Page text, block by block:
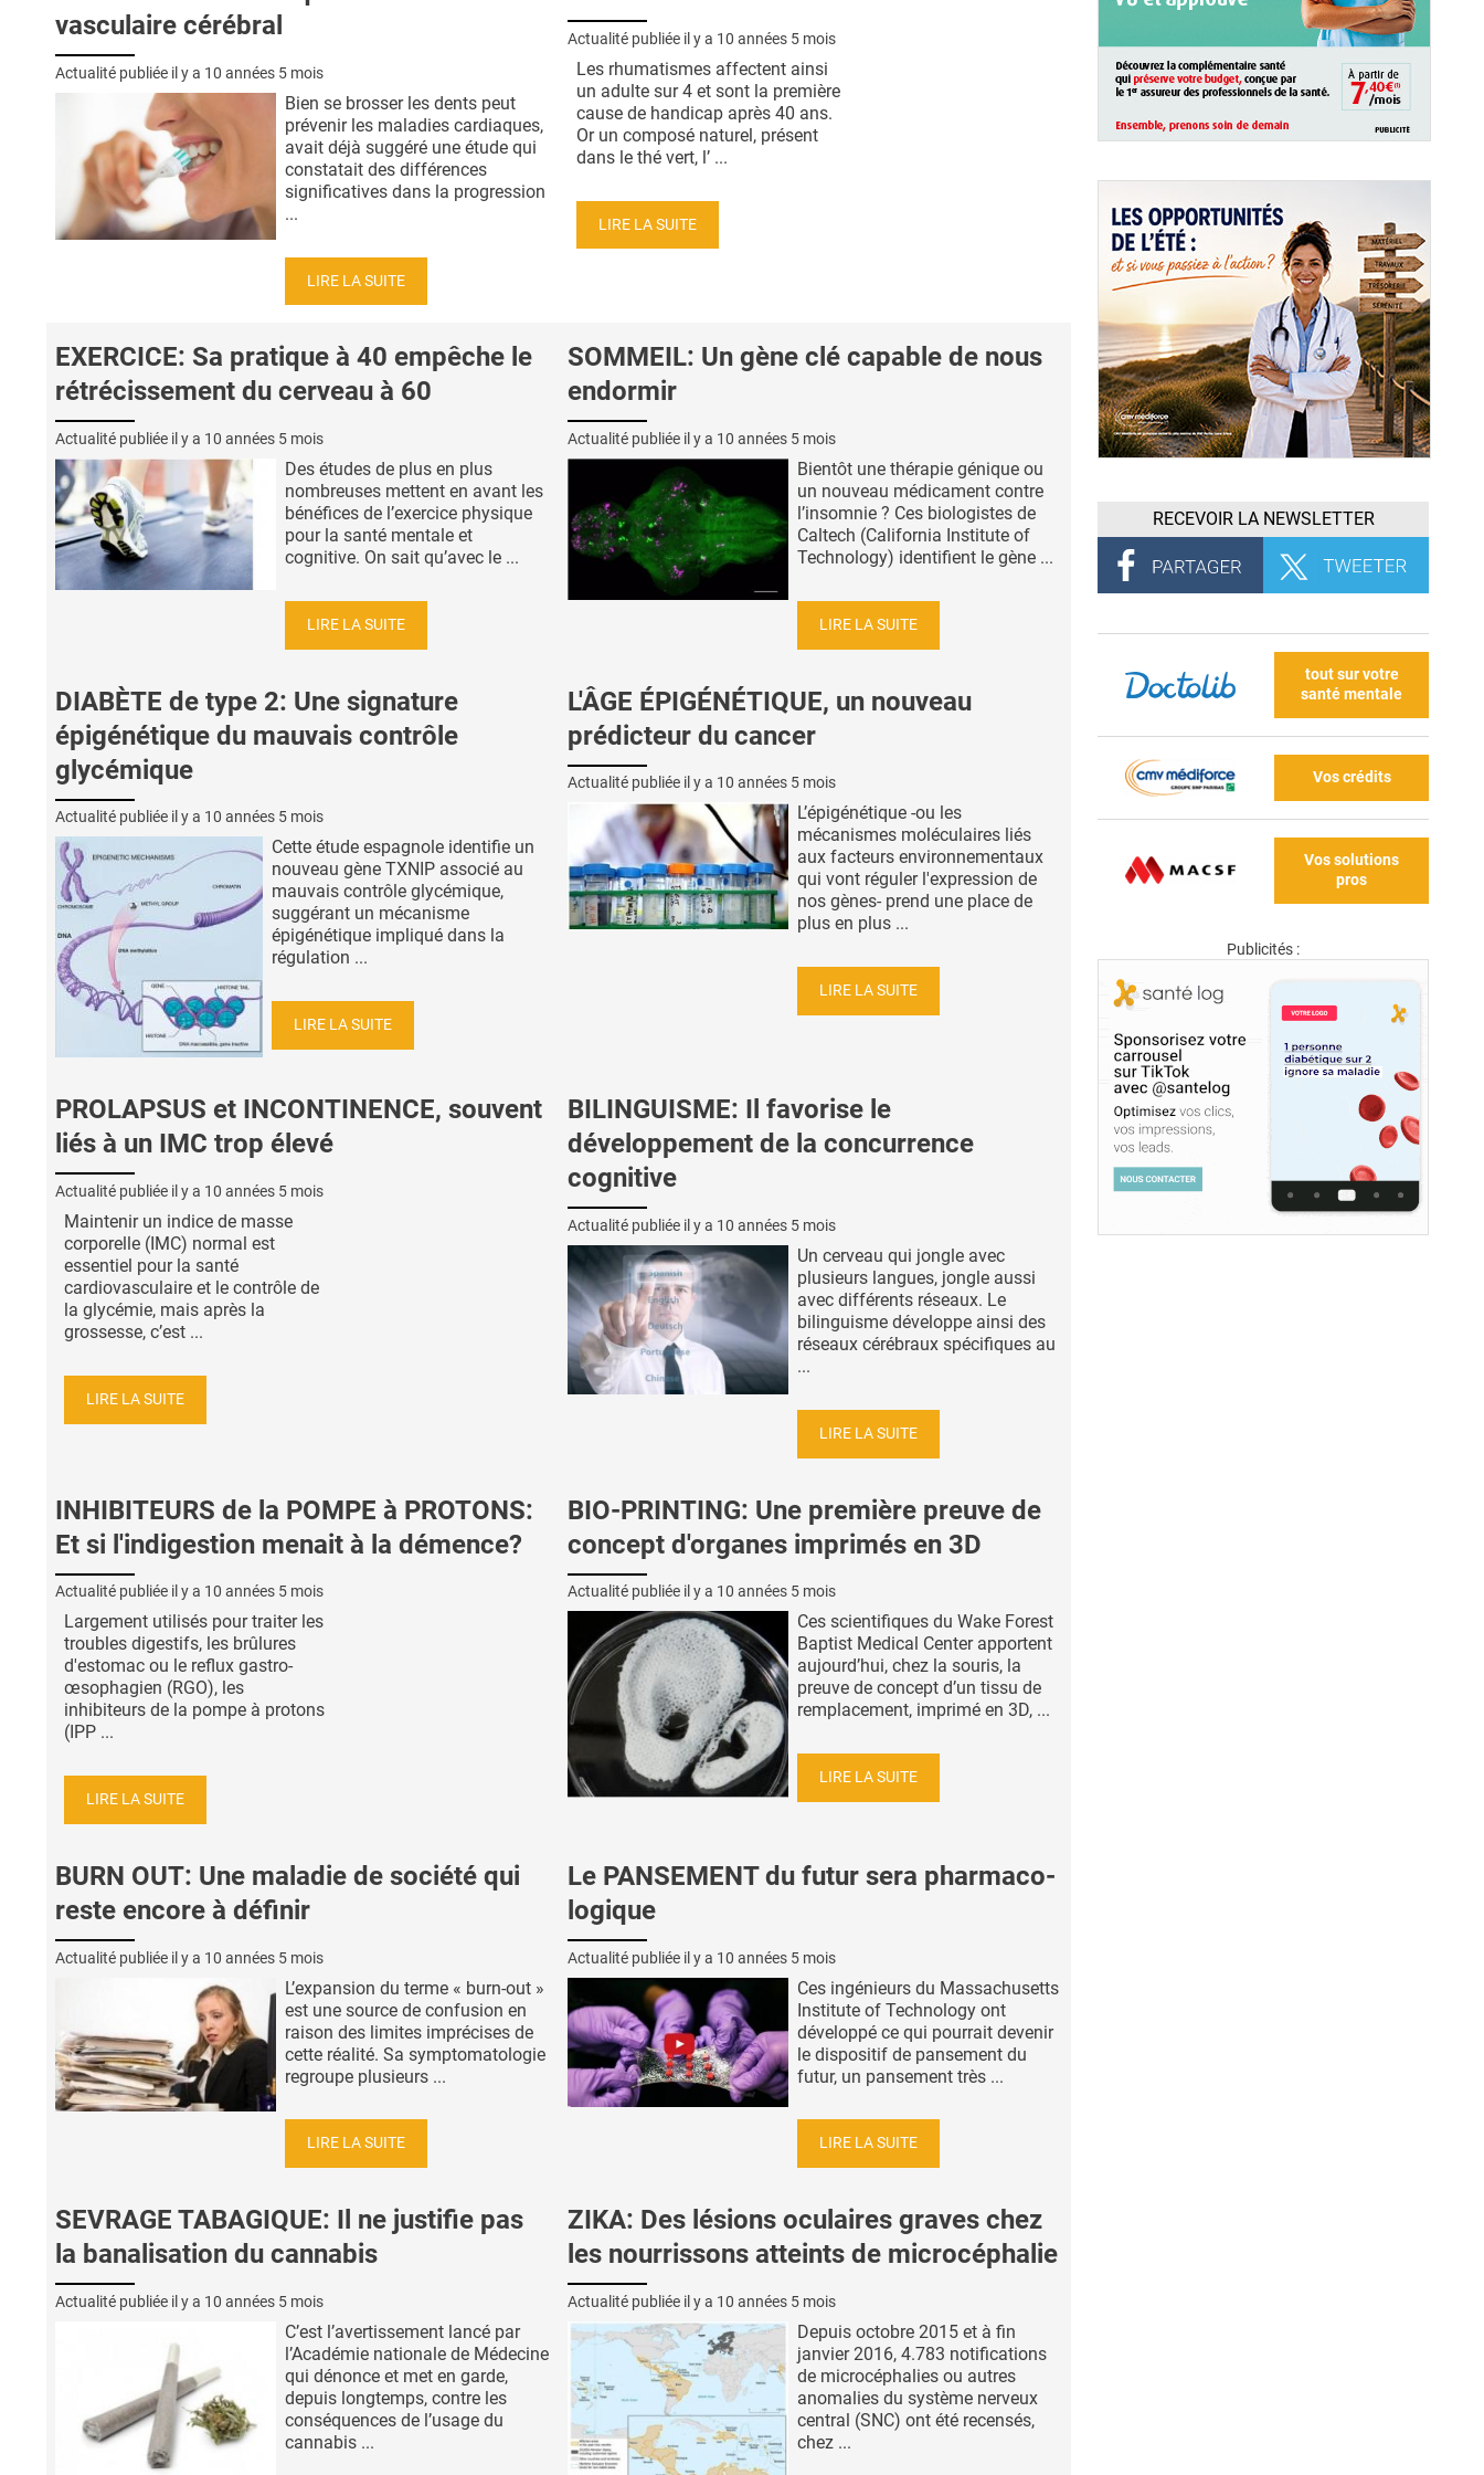
vasculaire cérébral
Actualité publiée il y a 10 années 5 mois
Bien se brosser les dents peut
prévenir les maladies cardiaques,
avait déjà suggéré une étude qui
constatait des différences
significatives dans la progression
...
LIRE LA SUITE
Actualité publiée il y a 10 années 5 mois
Les rhumatismes affectent ainsi
un adulte sur 4 et sont la première
cause de handicap après 40 ans.
Or un composé naturel, présent
dans le thé vert, l’ ...
LIRE LA SUITE
EXERCICE: Sa pratique à 40 empêche le
rétrécissement du cerveau à 60
Actualité publiée il y a 10 années 5 mois
Des études de plus en plus
nombreuses mettent en avant les
bénéfices de l’exercice physique
pour la santé mentale et
cognitive. On sait qu’avec le ...
LIRE LA SUITE
SOMMEIL: Un gène clé capable de nous
endormir
Actualité publiée il y a 10 années 5 mois
Bientôt une thérapie génique ou
un nouveau médicament contre
l’insomnie ? Ces biologistes de
Caltech (California Institute of
Technology) identifient le gène ...
LIRE LA SUITE
DIABÈTE de type 2: Une signature
épigénétique du mauvais contrôle
glycémique
Actualité publiée il y a 10 années 5 mois
Cette étude espagnole identifie un
nouveau gène TXNIP associé au
mauvais contrôle glycémique,
suggérant un mécanisme
épigénétique impliqué dans la
régulation ...
LIRE LA SUITE
L'ÂGE ÉPIGÉNÉTIQUE, un nouveau
prédicteur du cancer
Actualité publiée il y a 10 années 5 mois
L’épigénétique -ou les
mécanismes moléculaires liés
aux facteurs environnementaux
qui vont réguler l'expression de
nos gènes- prend une place de
plus en plus ...
LIRE LA SUITE
PROLAPSUS et INCONTINENCE, souvent
liés à un IMC trop élevé
Actualité publiée il y a 10 années 5 mois
Maintenir un indice de masse
corporelle (IMC) normal est
essentiel pour la santé
cardiovasculaire et le contrôle de
la glycémie, mais après la
grossesse, c’est ...
LIRE LA SUITE
BILINGUISME: Il favorise le
développement de la concurrence
cognitive
Actualité publiée il y a 10 années 5 mois
Un cerveau qui jongle avec
plusieurs langues, jongle aussi
avec différents réseaux. Le
bilinguisme développe ainsi des
réseaux cérébraux spécifiques au
...
LIRE LA SUITE
INHIBITEURS de la POMPE à PROTONS:
Et si l'indigestion menait à la démence?
Actualité publiée il y a 10 années 5 mois
Largement utilisés pour traiter les
troubles digestifs, les brûlures
d'estomac ou le reflux gastro-
œsophagien (RGO), les
inhibiteurs de la pompe à protons
(IPP ...
LIRE LA SUITE
BIO-PRINTING: Une première preuve de
concept d'organes imprimés en 3D
Actualité publiée il y a 10 années 5 mois
Ces scientifiques du Wake Forest
Baptist Medical Center apportent
aujourd’hui, chez la souris, la
preuve de concept d’un tissu de
remplacement, imprimé en 3D, ...
LIRE LA SUITE
BURN OUT: Une maladie de société qui
reste encore à définir
Actualité publiée il y a 10 années 5 mois
L’expansion du terme « burn-out »
est une source de confusion en
raison des limites imprécises de
cette réalité. Sa symptomatologie
regroupe plusieurs ...
LIRE LA SUITE
Le PANSEMENT du futur sera pharmaco-
logique
Actualité publiée il y a 10 années 5 mois
Ces ingénieurs du Massachusetts
Institute of Technology ont
développé ce qui pourrait devenir
le dispositif de pansement du
futur, un pansement très ...
LIRE LA SUITE
SEVRAGE TABAGIQUE: Il ne justifie pas
la banalisation du cannabis
Actualité publiée il y a 10 années 5 mois
C’est l’avertissement lancé par
l’Académie nationale de Médecine
qui dénonce et met en garde,
depuis longtemps, contre les
conséquences de l’usage du
cannabis ...
ZIKA: Des lésions oculaires graves chez
les nourrissons atteints de microcéphalie
Actualité publiée il y a 10 années 5 mois
Depuis octobre 2015 et à fin
janvier 2016, 4.783 notifications
de microcéphalies ou autres
anomalies du système nerveux
central (SNC) ont été recensés,
chez ...
RECEVOIR LA NEWSLETTER
tout sur votre
santé mentale
Vos crédits
Vos solutions
pros
Publicités :